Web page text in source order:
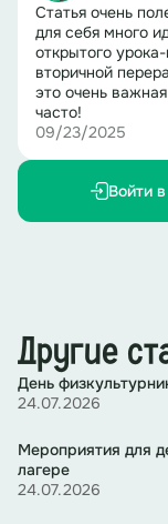
Статья очень
для себя много
открытого
вторичной
это очень
часто!
09/23/2025
Войти
Другие
День
24.07.2026
Мероприятия для
лагере
24.07.2026